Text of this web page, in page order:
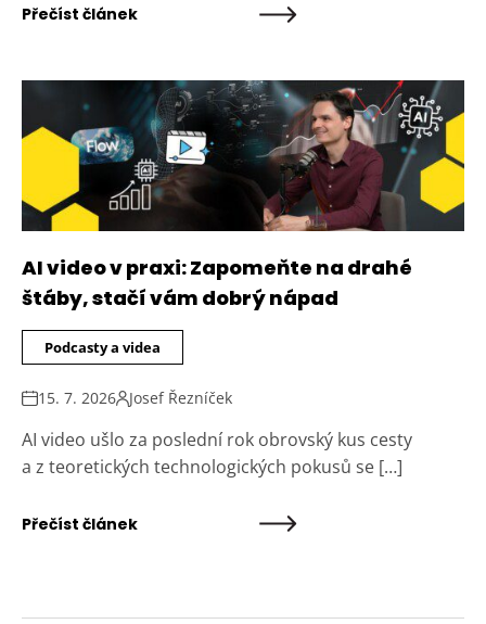
Přečíst článek
AI video v praxi: Zapomeňte na drahé
štáby, stačí vám dobrý nápad
Podcasty a videa
15. 7. 2026 Josef Řezníček
AI video ušlo za poslední rok obrovský kus cesty
a z teoretických technologických pokusů se […]
Přečíst článek